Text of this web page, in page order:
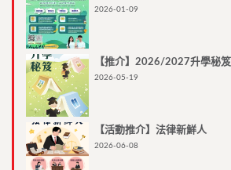
2026-01-09
【推介】2026/2027升學秘笈
2026-05-19
【活動推介】法律新鮮人
2026-06-08